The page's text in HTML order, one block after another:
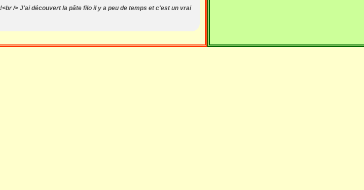
/> J'ai découvert la pâte filo il y a peu de temps et c'est un vrai